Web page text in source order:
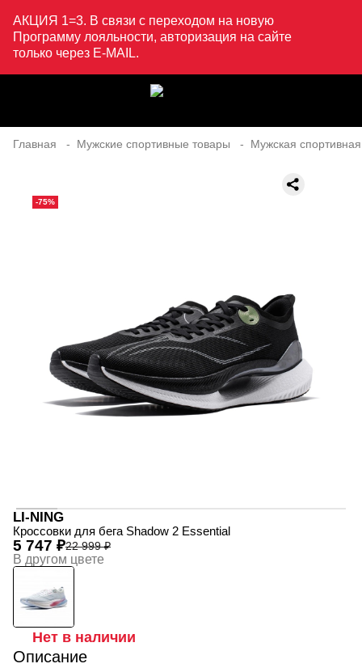
АКЦИЯ 1=3. В связи с переходом на новую
Программу лояльности, авторизация на сайте
только через E-MAIL.
Главная Мужские спортивные товары Мужская
-75%
LI-NING
Кроссовки для бега Shadow 2 Essential
22 999 ₽
5 747 ₽
В другом цвете
Нет в наличии
Описание